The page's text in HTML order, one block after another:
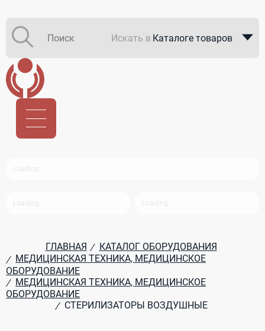
Искать в Каталоге товаров
ГЛАВНАЯ / КАТАЛОГ ОБОРУДОВАНИЯ
/ МЕДИЦИНСКАЯ ТЕХНИКА, МЕДИЦИНСКОЕ
ОБОРУДОВАНИЕ
/ МЕДИЦИНСКАЯ ТЕХНИКА, МЕДИЦИНСКОЕ
ОБОРУДОВАНИЕ
/ СТЕРИЛИЗАТОРЫ ВОЗДУШНЫЕ